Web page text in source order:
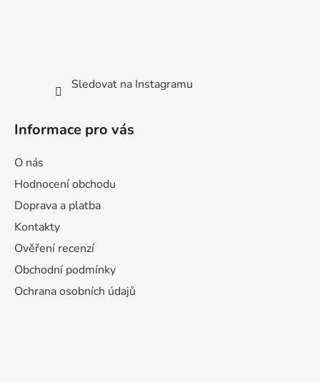
Sledovat na Instagramu
Informace pro vás
O nás
Hodnocení obchodu
Doprava a platba
Kontakty
Ověření recenzí
Obchodní podmínky
Ochrana osobních údajů